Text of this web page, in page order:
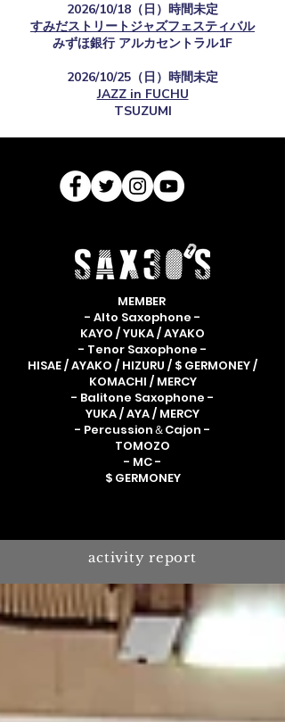
2026/10/18（日）時間未定
すみだストリートジャズフェスティバル
​みずほ銀行 アルカセントラル1F
2026/10/25（日）時間未定
JAZZ in FUCHU
TSUZUMI
MEMBER
- Alto Saxophone -
KAYO / YUKA / AYAKO
- Tenor Saxophone -
HISAE / AYAKO / HIZURU / $ GERMONEY /
KOMACHI / MERCY
- Balitone Saxophone -
YUKA / AYA / MERCY
- Percussion＆Cajon -
TOMOZO
- MC -
$ GERMONEY
activity report